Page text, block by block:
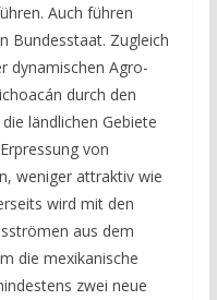
Auch führen
Bundesstaat. Zugleich
dynamischen Agro-
durch den
ländlichen Gebiete
von
weniger attraktiv wie
wird mit den
aus dem
die mexikanische
zwei neue